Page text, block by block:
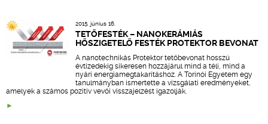
2015. június 16.
TETŐFESTÉK – NANOKERÁMIÁS
HŐSZIGETELŐ FESTÉK PROTEKTOR BEVONAT
A nanotechnikás Protektor tetőbevonat hosszú
évtizedekig sikeresen hozzájárul mind a téli, mind a
nyári energiamegtakarításhoz. A Torinói Egyetem egy
tanulmányban ismertette a vizsgálati eredményeket,
amelyek a számos pozitív vevői visszajelzést igazolják.